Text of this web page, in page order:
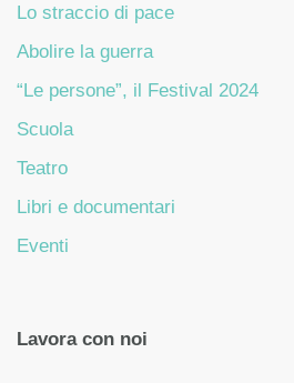
Lo straccio di pace
Abolire la guerra
“Le persone”, il Festival 2024
Scuola
Teatro
Libri e documentari
Eventi
Lavora con noi